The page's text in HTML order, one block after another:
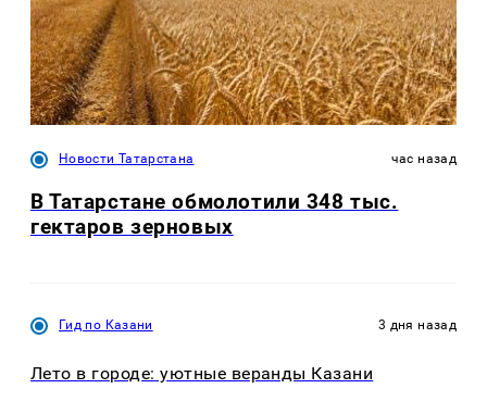
Новости Татарстана час назад
В Татарстане обмолотили 348 тыс.
гектаров зерновых
Гид по Казани 3 дня назад
Лето в городе: уютные веранды Казани